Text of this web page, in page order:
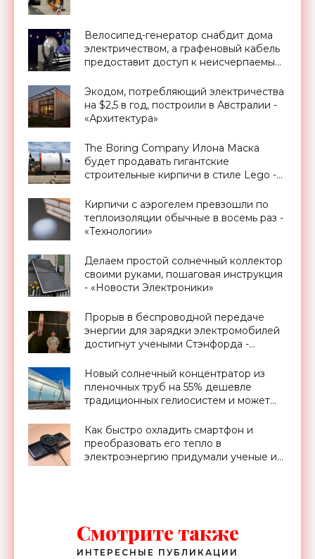
Велосипед-генератор снабдит дома
электричеством, а графеновый кабель
предоставит доступ к неисчерпаемым
проект Billions in Change (видео) -
«Новости Электроники»
Экодом, потребляющий электричества
на $2,5 в год, построили в Австралии -
«Архитектура»
The Boring Company Илона Маска
будет продавать гигантские
строительные кирпичи в стиле Lego -
Кирпичи с аэрогелем превзошли по
теплоизоляции обычные в восемь раз -
«Технологии»
Делаем простой солнечный коллектор
своими руками, пошаговая инструкция
- «Новости Электроники»
Прорыв в беспроводной передаче
энергии для зарядки электромобилей
достигнут учеными Стэнфорда -
Новый солнечный концентратор из
пленочных труб на 55% дешевле
традиционных гелиосистем и может
(видео) - «Новости Электроники»
Как быстро охладить смартфон и
преобразовать его тепло в
электроэнергию придумали ученые из
Смотрите также
ИНТЕРЕСНЫЕ ПУБЛИКАЦИИ